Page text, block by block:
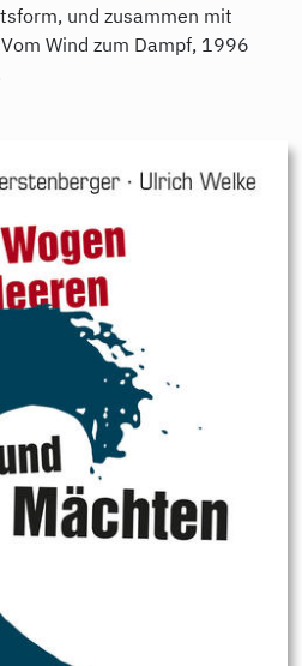
und zusammen mit
Wind zum Dampf, 1996